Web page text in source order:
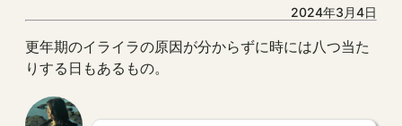
2024年3月4日
更年期のイライラの原因が分からずに時には八つ当た
りする日もあるもの。